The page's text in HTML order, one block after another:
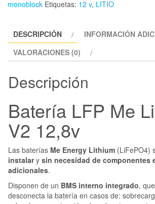
monoblock Etiquetas: 12 v, LITIO
DESCRIPCIÓN
INFORMACIÓN
VALORACIONES (0)
Descripción
Batería LFP Me
V2 12,8v
Las baterías Me Energy Lithium (LiFePO4)
instalary sin necesidad de componentes
adicionales.
Disponen de un BMS interno integrado,
desconecta la batería en casos de: